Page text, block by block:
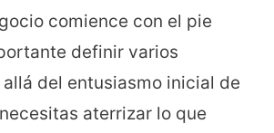
comience con el pie
definir varios
del entusiasmo inicial de
aterrizar lo que